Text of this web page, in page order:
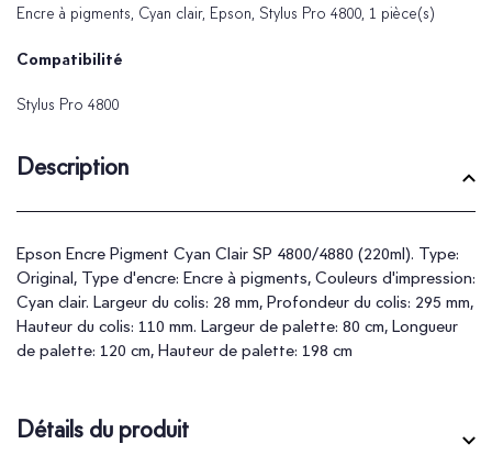
Encre à pigments, Cyan clair, Epson, Stylus Pro 4800, 1 pièce(s)
Compatibilité
Stylus Pro 4800
Description
Epson Encre Pigment Cyan Clair SP 4800/4880 (220ml). Type:
Original, Type d'encre: Encre à pigments, Couleurs d'impression:
Cyan clair. Largeur du colis: 28 mm, Profondeur du colis: 295 mm,
Hauteur du colis: 110 mm. Largeur de palette: 80 cm, Longueur
de palette: 120 cm, Hauteur de palette: 198 cm
Détails du produit